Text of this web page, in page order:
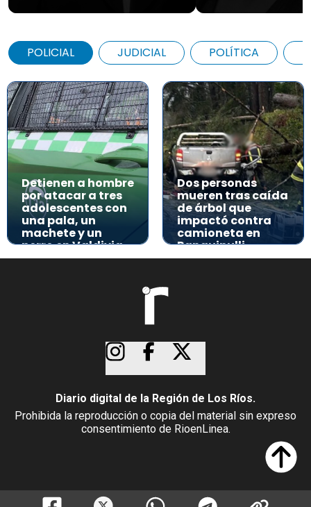
POLICIAL JUDICIAL POLÍTICA
Detienen a hombre
por atacar a tres
adolescentes con
una pala, un
machete y un
perro en Valdivia
Dos personas
mueren tras caída
de árbol que
impactó contra
camioneta en
Panguipulli
Diario digital de la Región de Los Ríos.
Prohibida la reproducción o copia del material sin expreso
consentimiento de RioenLinea.